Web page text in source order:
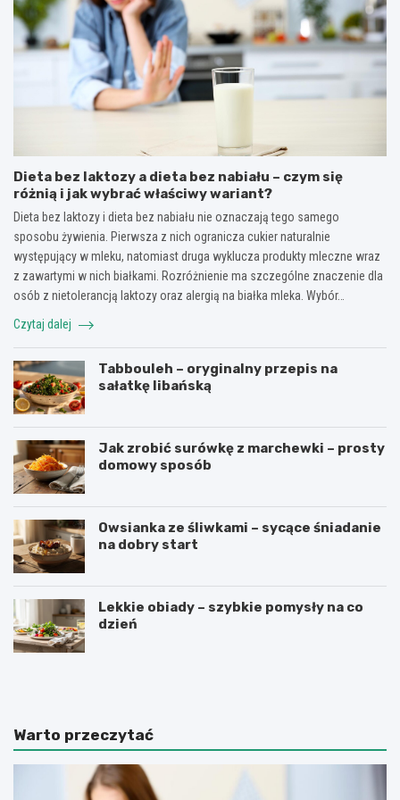
Dieta bez laktozy a dieta bez nabiału – czym się
różnią i jak wybrać właściwy wariant?
Dieta bez laktozy i dieta bez nabiału nie oznaczają tego samego
sposobu żywienia. Pierwsza z nich ogranicza cukier naturalnie
występujący w mleku, natomiast druga wyklucza produkty mleczne wraz
z zawartymi w nich białkami. Rozróżnienie ma szczególne znaczenie dla
osób z nietolerancją laktozy oraz alergią na białka mleka. Wybór…
Czytaj dalej
Tabbouleh – oryginalny przepis na
sałatkę libańską
Jak zrobić surówkę z marchewki – prosty
domowy sposób
Owsianka ze śliwkami – sycące śniadanie
na dobry start
Lekkie obiady – szybkie pomysły na co
dzień
J
o
b
i
P
z
c
z
Warto przeczytać